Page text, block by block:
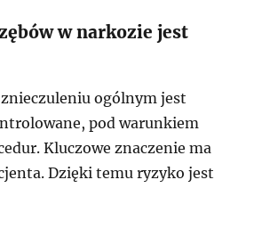
w narkozie jest
ogólnym jest
pod warunkiem
Kluczowe znaczenie ma
Dzięki temu ryzyko jest